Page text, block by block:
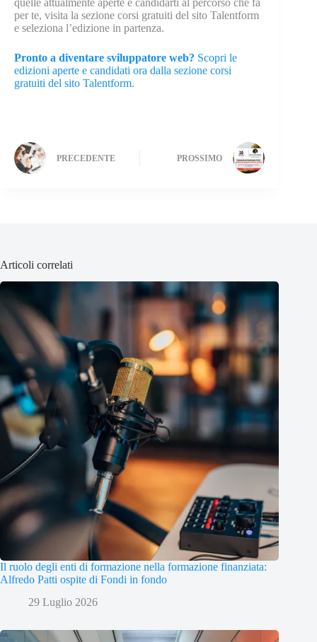
per te, visita la sezione corsi gratuiti del sito Talentform
e seleziona l’edizione in partenza.
Pronto a diventare sviluppatore web? Scopri le
edizioni aperte e candidati ora dalla sezione corsi
gratuiti del sito Talentform.
PRECEDENTE PROSSIMO
Articoli correlati
Il ruolo degli enti di formazione nella formazione finanziata:
Alfredo Patti ospite di Fondi in fondo
29 Luglio 2026